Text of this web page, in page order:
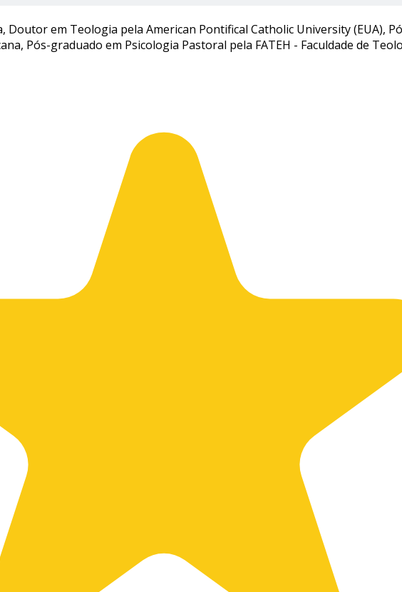
Doutor em Teologia pela American Pontifical Catholic University (EUA),
Pós-graduado em Psicologia Pastoral pela FATEH - Faculdade de